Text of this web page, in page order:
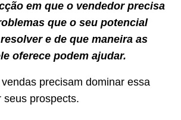
em que o vendedor precisa
que o seu potencial
e de que maneira as
oferece podem ajudar.
precisam dominar essa
seus prospects.